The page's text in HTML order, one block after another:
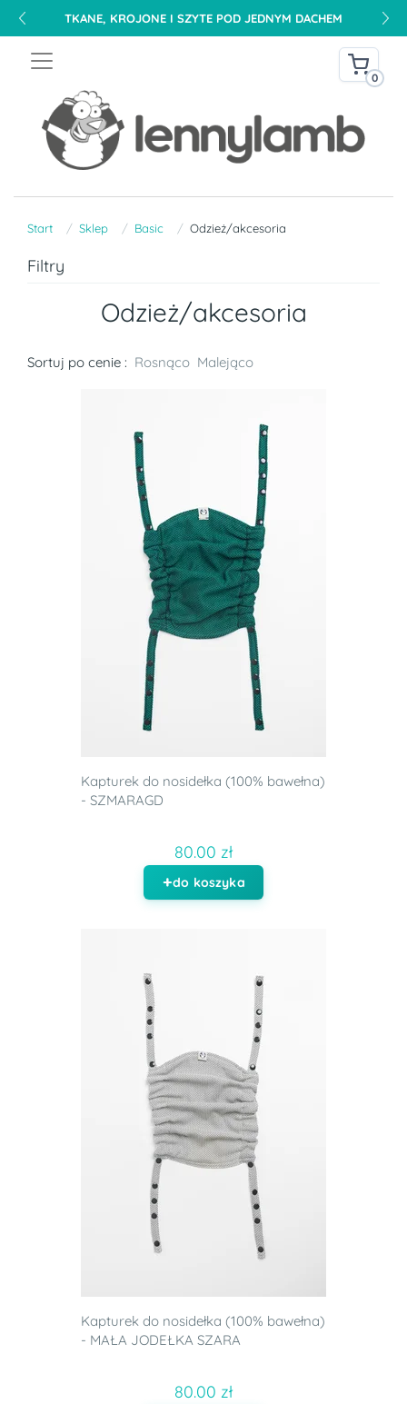
TKANE, KROJONE I SZYTE POD JEDNYM DACHEM
0
Start Sklep Basic Odzież/akcesoria
Filtry
Odzież/akcesoria
Sortuj po cenie : Rosnąco Malejąco
Kapturek do nosidełka (100% bawełna)
- SZMARAGD
80.00 zł
do koszyka
Kapturek do nosidełka (100% bawełna)
- MAŁA JODEŁKA SZARA
80.00 zł